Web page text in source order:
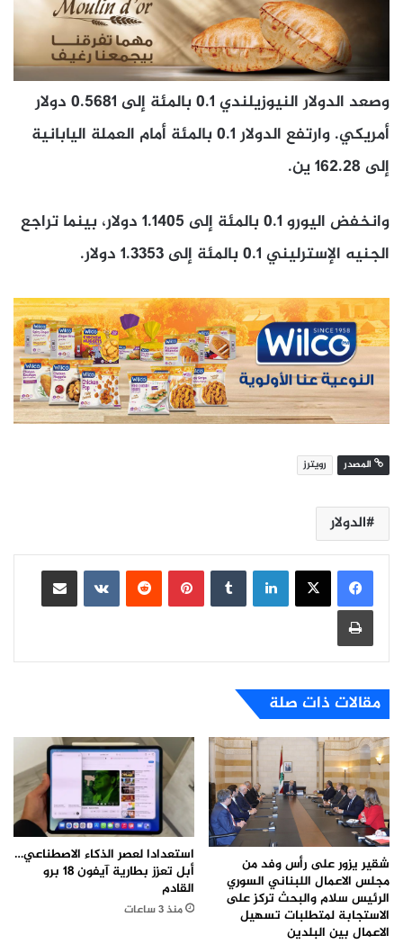
وصعد الدولار النيوزيلندي 0.1 بالمئة إلى ​0.5681 دولار
أمريكي. وارتفع الدولار 0.1 بالمئة ​أمام ⁠العملة اليابانية
إلى 162.28 ين.
وانخفض اليورو 0.1 بالمئة إلى 1.1405 دولار، بينما تراجع
الجنيه الإسترليني 0.1 بالمئة إلى ⁠1.3353 ​دولار.
المصدر رويترز
الدولار
لينكدإن بينتيريست
مشاركة عبر البريد
طباعة
مقالات ذات صلة
شقير يزور على رأس وفد من
مجلس الاعمال اللبناني السوري
الرئيس سلام والبحث تركز على
الاستجابة لمتطلبات تسهيل
الاعمال بين البلدين
استعدادا لعصر الذكاء الاصطناعي…
أبل تعزز بطارية آيفون 18 برو
القادم
منذ 3 ساعات